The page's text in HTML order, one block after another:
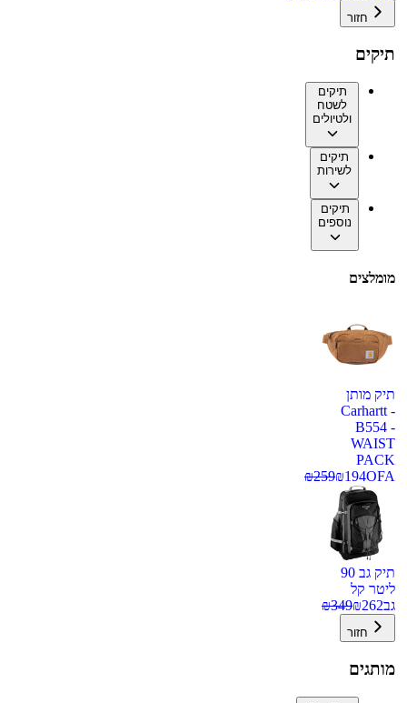
חזור
תיקים
תיקים
לשטח
ולטיולים
תיקים
לשירות
תיקים
נוספים
מומלצים
תיק מותן
Carhartt -
B554 -
WAIST
PACK
OFA
₪194
₪259
תיק גב 90
ליטר קל
גב
₪262
₪349
חזור
מותגים